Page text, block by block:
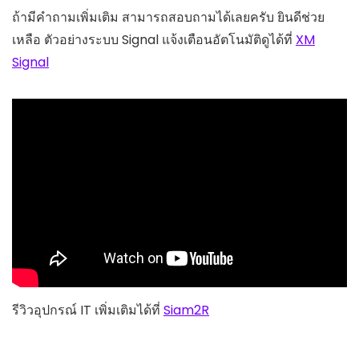
ถ้ามีคำถามเพิ่มเติม สามารถสอบถามได้เลยครับ ยินดีช่วย
เหลือ ตัวอย่างระบบ Signal แจ้งเตือนอัตโนมัติดูได้ที่ XM
Signal
รีวิวอุปกรณ์ IT เพิ่มเติมได้ที่ Siam2R